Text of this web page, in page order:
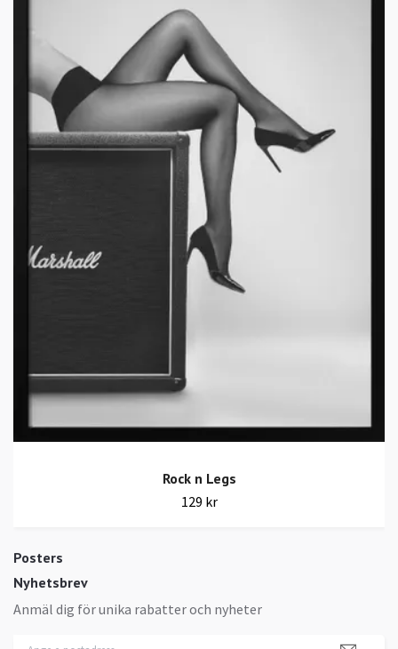
Posters
Nyhetsbrev
Anmäl dig för unika rabatter och nyheter
Rock n Legs
129 kr